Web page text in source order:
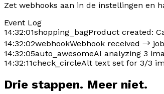
Zet webhooks aan in de instellingen en
Event Log
14:32:01shopping_bagProduct created:
14:32:02webhookWebhook received →
14:32:05auto_awesomeAI analyzing 3
14:32:11check_circleAlt text set for 3/3
Drie stappen. Meer niet.